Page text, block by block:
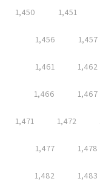
1,450 1,451
1,456 1,457
1,461 1,462
1,466 1,467
1,471 1,472
1,477 1,478
1,482 1,483